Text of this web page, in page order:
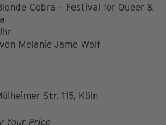
Cobra - Festival for Queer &
Melanie Jame Wolf
Str. 115, Köln
Your Price